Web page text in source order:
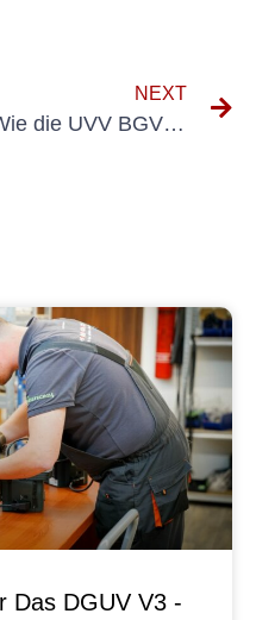
NEXT
Wie die UVV BGV D8 die Zukunft der Arbeitssicherheit prägt
Das DGUV V3 -